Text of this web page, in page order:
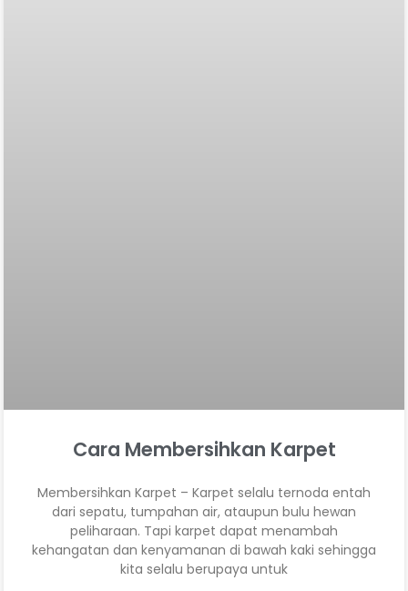
Cara Membersihkan Karpet
Membersihkan Karpet – Karpet selalu ternoda entah
dari sepatu, tumpahan air, ataupun bulu hewan
peliharaan. Tapi karpet dapat menambah
kehangatan dan kenyamanan di bawah kaki sehingga
kita selalu berupaya untuk